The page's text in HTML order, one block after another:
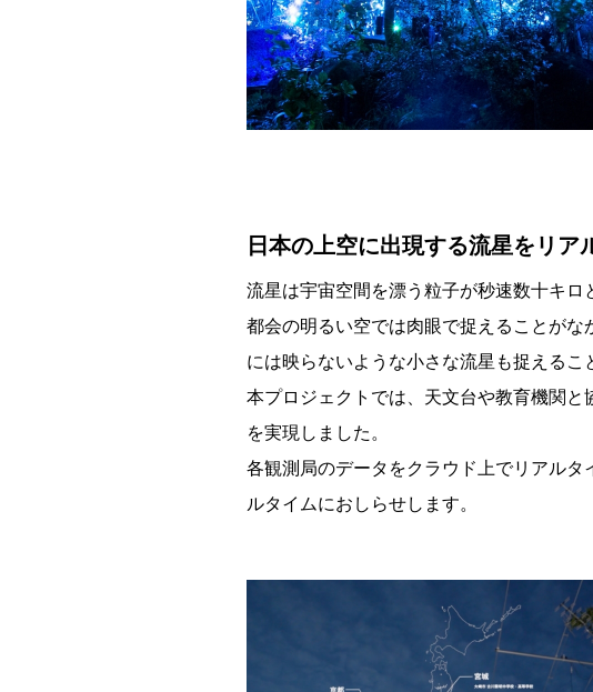
日本の上空に出現する流星をリ
流星は宇宙空間を漂う粒子が秒速数十キロ
都会の明るい空では肉眼で捉えることが
には映らないような小さな流星も捉えるこ
本プロジェクトでは、天文台や教育機関
を実現しました。
各観測局のデータをクラウド上でリアル
ルタイムにおしらせします。